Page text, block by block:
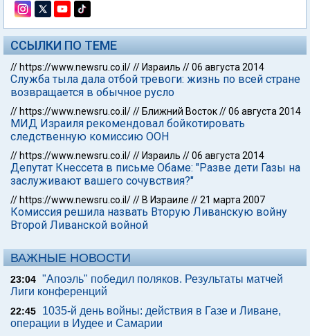
ССЫЛКИ ПО ТЕМЕ
// https://www.newsru.co.il/// Израиль //06 августа 2014
Служба тыла дала отбой тревоги: жизнь по всей стране
возвращается в обычное русло
// https://www.newsru.co.il/// Ближний Восток//06 августа 2014
МИД Израиля рекомендовал бойкотировать
следственную комиссию ООН
// https://www.newsru.co.il/// Израиль //06 августа 2014
Депутат Кнессета в письме Обаме: "Разве дети Газы на
заслуживают вашего сочувствия?"
// https://www.newsru.co.il/// В Израиле //21 марта 2007
Комиссия решила назвать Вторую Ливанскую войну
Второй Ливанской войной
ВАЖНЫЕ НОВОСТИ
23:04 "Апоэль" победил поляков. Результаты матчей
Лиги конференций
22:45
1035-й день войны: действия в Газе и Ливане,
операции в Иудее и Самарии